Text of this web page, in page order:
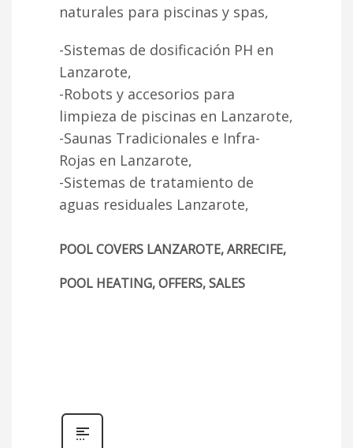
naturales para piscinas y spas,
-Sistemas de dosificación PH en
Lanzarote,
-Robots y accesorios para
limpieza de piscinas en Lanzarote,
-Saunas Tradicionales e Infra-
Rojas en Lanzarote,
-Sistemas de tratamiento de
aguas residuales Lanzarote,
POOL COVERS LANZAROTE, ARRECIFE,
POOL HEATING, OFFERS, SALES